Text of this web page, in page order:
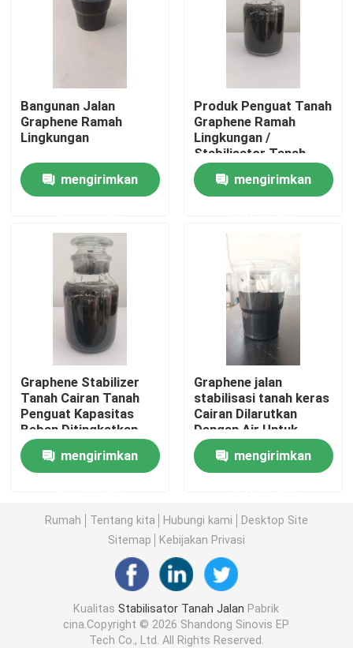
Rumah
Tentang kami
Tur Pabrik
Kontrol Kualitas
Hubungi Kami
Stabilisator Tanah Jalan
Penstabil Tanah Cair
Stabilisator Tanah Enzim
Bangunan Jalan
Graphene Ramah
Lingkungan
mengirimkan
Produk Penguat Tanah
Graphene Ramah
Lingkungan /
Stabilisator Tanah
Graphene Lindungi
Tanah Lamamengirimkan
Graphene Stabilizer
Tanah Cairan Tanah
Penguat Kapasitas
Beban Ditingkatkan
Dan Stabilitas
mengirimkan
Graphene jalan
stabilisasi tanah keras
Cairan Dilarutkan
Dengan Air Untuk
Menerapkan
mengirimkan
Rumah Tentang kita Hubungi kami
Desktop Site
Sitemap
Kebijakan Privasi
KualitasStabilisator Tanah Jalan Pabrik
cina.Copyright © 2026 Shandong Sinovis EP
Tech Co., Ltd. All Rights Reserved.